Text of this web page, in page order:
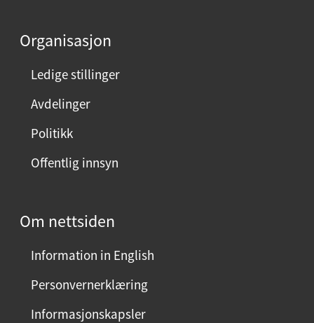
Organisasjon
Ledige stillinger
Avdelinger
Politikk
Offentlig innsyn
Om nettsiden
Information in English
Personvernerklæring
Informasjonskapsler